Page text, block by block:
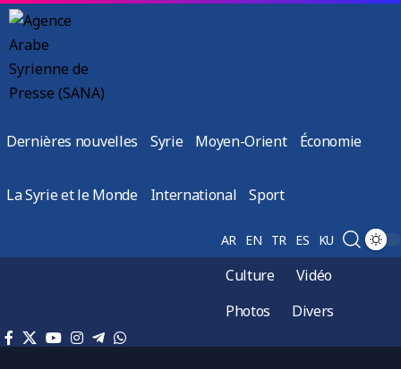
Dernières nouvelles Syrie Moyen-Orient Économie
La Syrie et le Monde International Sport
AR EN TR ES KU
Culture
Vidéo
Photos
Divers